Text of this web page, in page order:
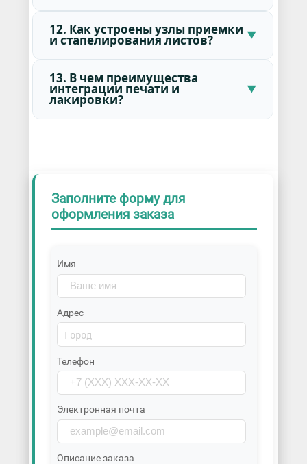
12. Как устроены узлы приемки
и стапелирования листов?
13. В чем преимущества
интеграции печати и
лакировки?
Заполните форму для
оформления заказа
Имя
Адрес
Телефон
Электронная почта
Описание заказа